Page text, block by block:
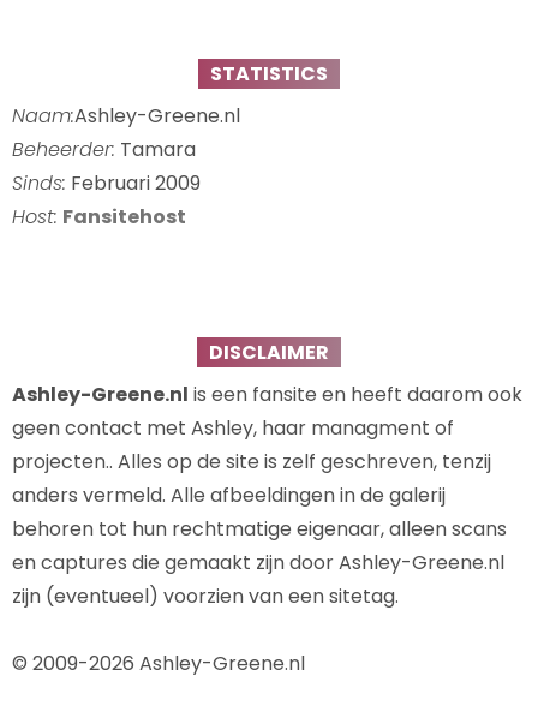
STATISTICS
Naam:Ashley-Greene.nl
Beheerder: Tamara
Sinds: Februari 2009
Host: Fansitehost
DISCLAIMER
Ashley-Greene.nl is een fansite en heeft daarom ook
geen contact met Ashley, haar managment of
projecten.. Alles op de site is zelf geschreven, tenzij
anders vermeld. Alle afbeeldingen in de galerij
behoren tot hun rechtmatige eigenaar, alleen scans
en captures die gemaakt zijn door Ashley-Greene.nl
zijn (eventueel) voorzien van een sitetag.
© 2009-2026 Ashley-Greene.nl